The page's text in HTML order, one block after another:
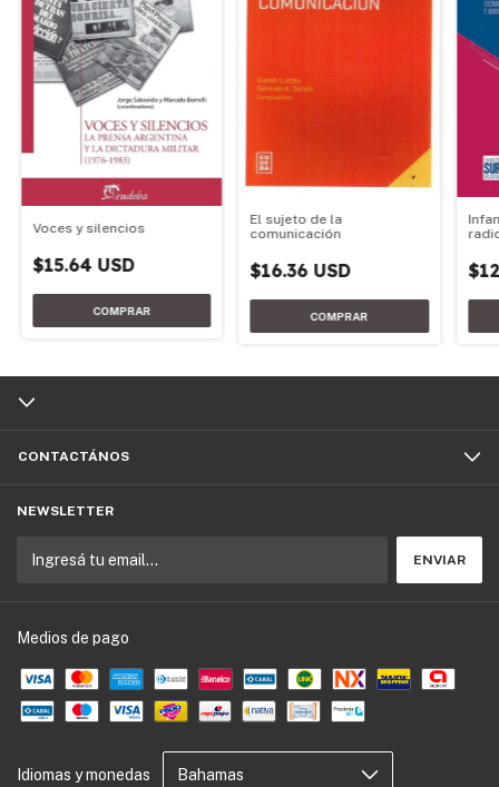
Voces y silencios
$15.64 USD
El sujeto de la
comunicación
$16.36 USD
CONTACTÁNOS
NEWSLETTER
Medios de pago
Idiomas y monedas